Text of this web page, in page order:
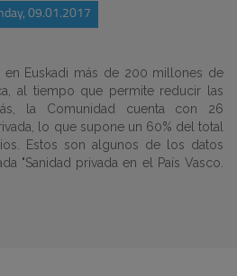
09.01.2017
en Euskadi más de 200 millones de
al tiempo que permite reducir las
la Comunidad cuenta con 26
lo que supone un 60% del total
Estos son algunos de los datos
"Sanidad privada en el País Vasco.